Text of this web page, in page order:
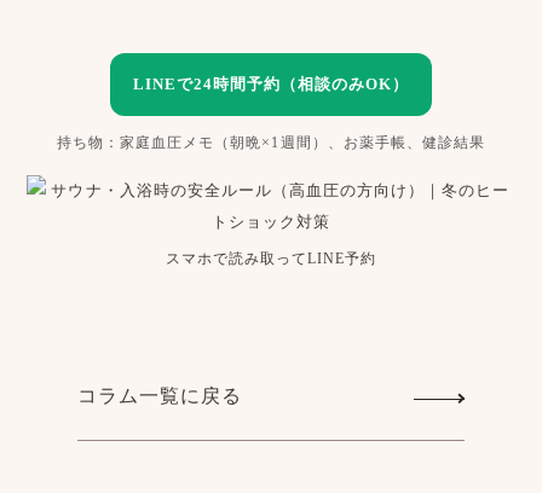
LINEで24時間予約（相談のみOK）
持ち物：家庭血圧メモ（朝晩×1週間）、お薬手帳、健診結果
スマホで読み取ってLINE予約
コラム一覧に戻る